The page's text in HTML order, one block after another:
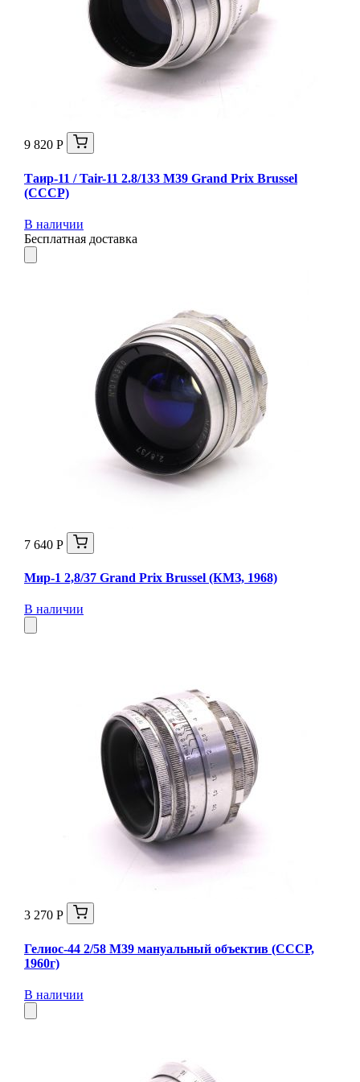
9 820 Р
Таир-11 / Tair-11 2.8/133 M39 Grand Prix Brussel
(СССР)
В наличии
Бесплатная доставка
7 640 Р
Мир-1 2,8/37 Grand Prix Brussel (КМЗ, 1968)
В наличии
3 270 Р
Гелиос-44 2/58 М39 мануальный объектив (СССР,
1960г)
В наличии